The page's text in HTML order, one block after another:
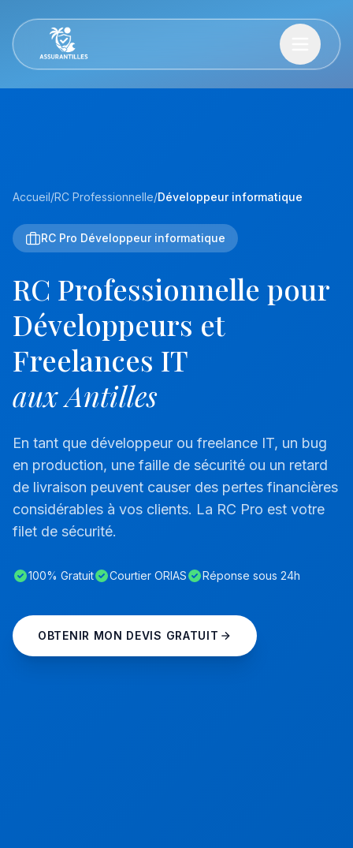
Accueil/RC Professionnelle/Développeur informatique
RC Pro Développeur informatique
RC Professionnelle pour
Développeurs et
Freelances IT
aux Antilles
En tant que développeur ou freelance IT, un bug
en production, une faille de sécurité ou un retard
de livraison peuvent causer des pertes financières
considérables à vos clients. La RC Pro est votre
filet de sécurité.
100% Gratuit Courtier ORIAS Réponse sous 24h
OBTENIR MON DEVIS GRATUIT